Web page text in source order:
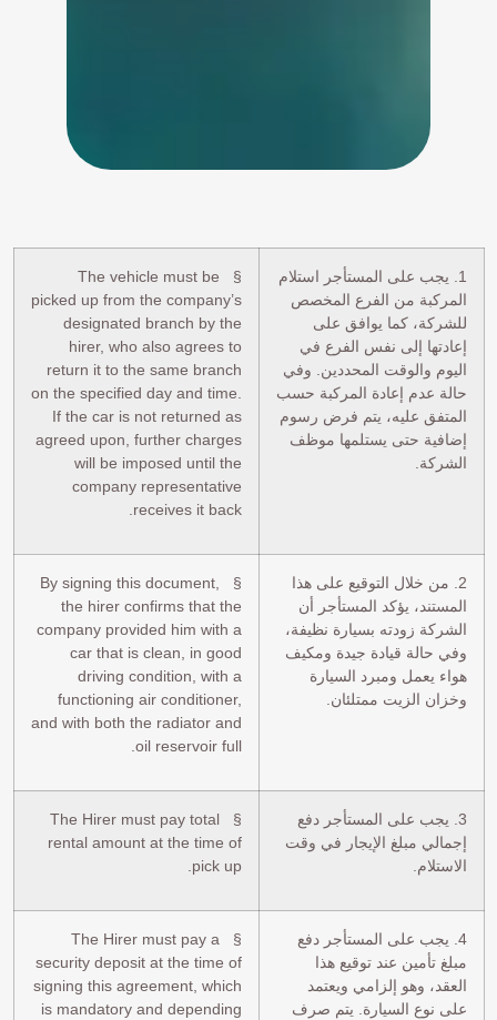
1. يجب على المستأجر استلام
المركبة من الفرع المخصص
للشركة، كما يوافق على
إعادتها إلى نفس الفرع في
اليوم والوقت المحددين. وفي
حالة عدم إعادة المركبة حسب
المتفق عليه، يتم فرض رسوم
إضافية حتى يستلمها موظف
الشركة.
§ The vehicle must be
picked up from the company’s
designated branch by the
hirer, who also agrees to
return it to the same branch
on the specified day and time.
If the car is not returned as
agreed upon, further charges
will be imposed until the
company representative
receives it back.
2. من خلال التوقيع على هذا
المستند، يؤكد المستأجر أن
الشركة زودته بسيارة نظيفة،
وفي حالة قيادة جيدة ومكيف
هواء يعمل ومبرد السيارة
وخزان الزيت ممتلئان.
§ By signing this document,
the hirer confirms that the
company provided him with a
car that is clean, in good
driving condition, with a
functioning air conditioner,
and with both the radiator and
oil reservoir full.
3. يجب على المستأجر دفع
إجمالي مبلغ الإيجار في وقت
الاستلام.
§ The Hirer must pay total
rental amount at the time of
pick up.
4. يجب على المستأجر دفع
مبلغ تأمين عند توقيع هذا
العقد، وهو إلزامي ويعتمد
على نوع السيارة. يتم صرف
§ The Hirer must pay a
security deposit at the time of
signing this agreement, which
is mandatory and depending